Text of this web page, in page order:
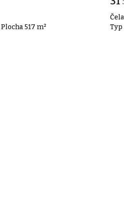
517 m²
Čeladná
Typ